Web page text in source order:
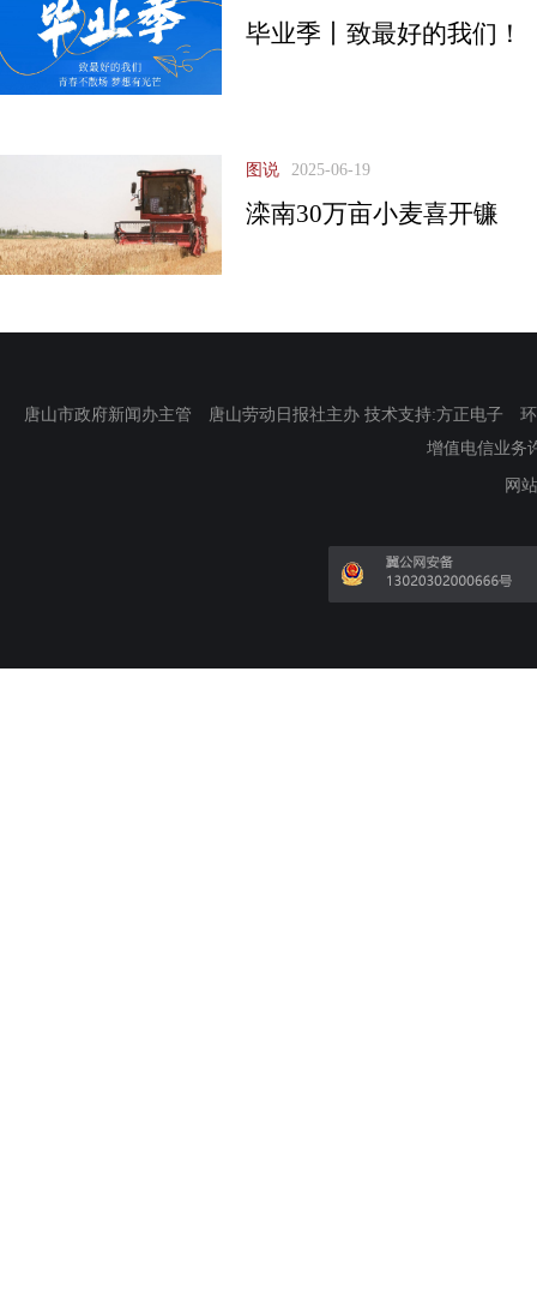
毕业季丨致最好的我们！
图说 2025-06-19
滦南30万亩小麦喜开镰
唐山市政府新闻办主管 唐山劳动日报社主办 技术支持:方正电子
增值电信业务
网